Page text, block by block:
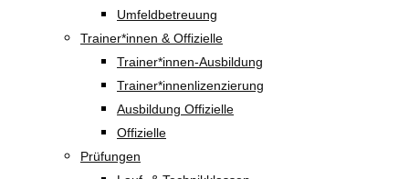
Umfeldbetreuung
Trainer*innen & Offizielle
Trainer*innen-Ausbildung
Trainer*innenlizenzierung
Ausbildung Offizielle
Offizielle
Prüfungen